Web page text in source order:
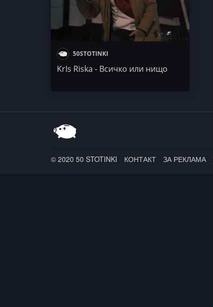
50STOTINKI
KrIs Riska - Всичко или нищо
© 2020 50 STOTINKI КОНТАКТ ЗА РЕКЛАМА